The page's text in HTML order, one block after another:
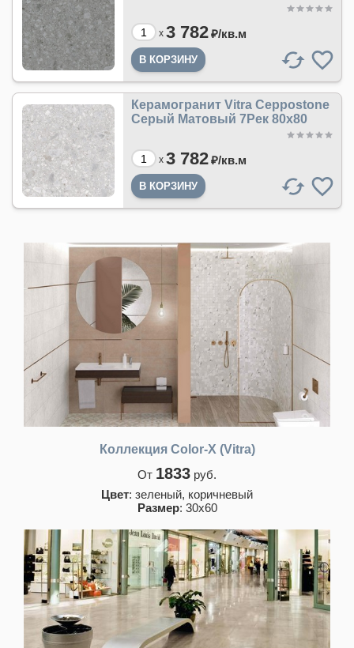
x 3 782₽/кв.м
Керамогранит Vitra Ceppostone
Серый Матовый 7Рек 80х80
x 3 782₽/кв.м
Коллекция Color-X (Vitra)
От 1833 руб.
Цвет: зеленый, коричневый
Размер: 30х60